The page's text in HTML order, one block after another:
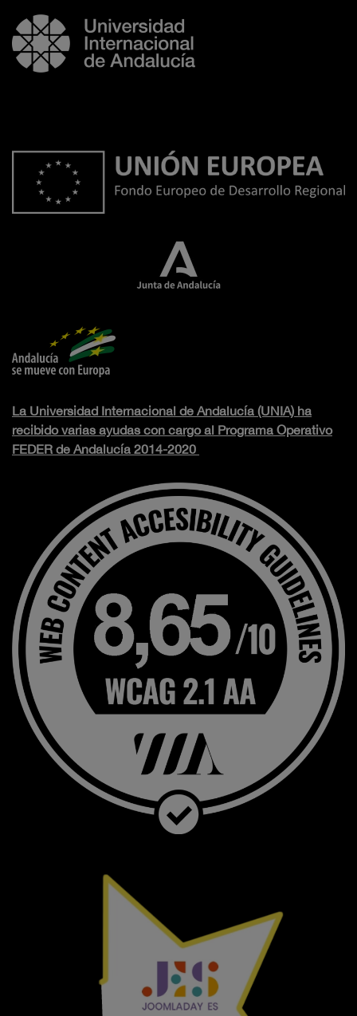
La Universidad Internacional de Andalucía (UNIA) ha
recibido varias ayudas con cargo al Programa Operativo
FEDER de Andalucía 2014-2020